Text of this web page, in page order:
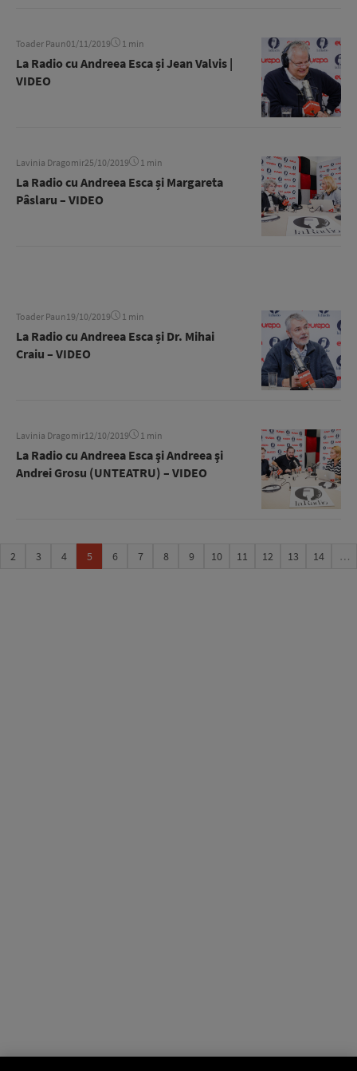
Toader Paun01/11/2019 1 min
La Radio cu Andreea Esca și Jean Valvis |
VIDEO
Lavinia Dragomir25/10/2019 1 min
La Radio cu Andreea Esca și Margareta
Pâslaru – VIDEO
Toader Paun19/10/2019 1 min
La Radio cu Andreea Esca și Dr. Mihai
Craiu – VIDEO
Lavinia Dragomir12/10/2019 1 min
La Radio cu Andreea Esca şi Andreea şi
Andrei Grosu (UNTEATRU) – VIDEO
2 3 4 5 6 7 8 9 10 11 12 13 14 …